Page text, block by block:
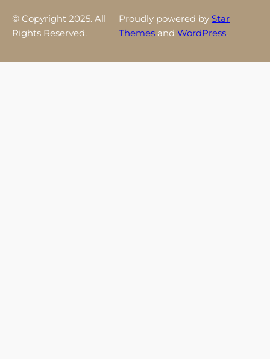
© Copyright 2025. All
Rights Reserved.
Proudly powered by Star
Themes andWordPress.